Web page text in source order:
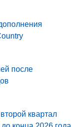
после
квартал